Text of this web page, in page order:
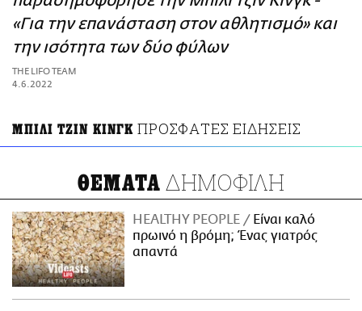
ΑΜΠΑ
PRINT
«Για την επανάσταση στον αθλητισμό» και
την ισότητα των δύο φύλων
THE LIFO TEAM
4.6.2022
ΜΠΙΛΙ ΤΖΙΝ ΚΙΝΓΚ ΠΡΟΣΦΑΤΕΣ ΕΙΔΗΣΕΙΣ
ΘΕΜΑΤΑ ΔΗΜΟΦΙΛΗ
HEALTHY PEOPLE
Είναι καλό
πρωινό η βρόμη; Ένας γιατρός
απαντά